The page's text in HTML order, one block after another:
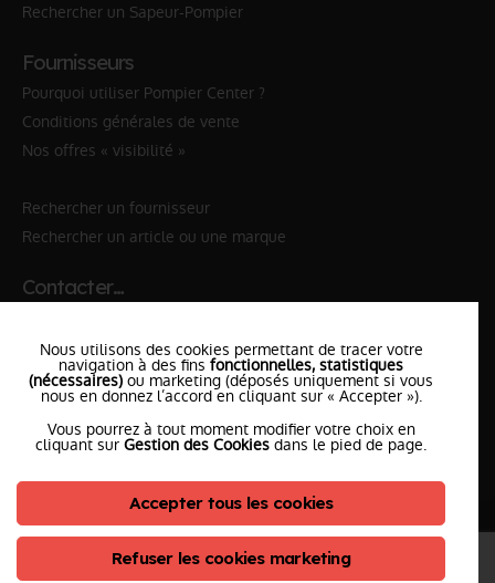
Rechercher un Sapeur-Pompier
Fournisseurs
Pourquoi utiliser Pompier Center ?
Conditions générales de vente
Nos offres « visibilité »
Rechercher un fournisseur
Rechercher un article ou une marque
Contacter…
✆ 18№National Sapeurs-Pompiers
le SDISle plus proche
l'équipePompierCenter
©2026 Pompier Center • Mentions Légales •
Protection de vos données • Plan du Site
Nous utilisons des cookies permettant de tracer votre
navigation à des fins fonctionnelles, statistiques
(nécessaires) ou marketing (déposés uniquement si vous
nous en donnez l’accord en cliquant sur « Accepter »).
Vous pourrez à tout moment modifier votre choix en
cliquant sur Gestion des Cookies dans le pied de page.
Accepter tous les cookies
Refuser les cookies marketing